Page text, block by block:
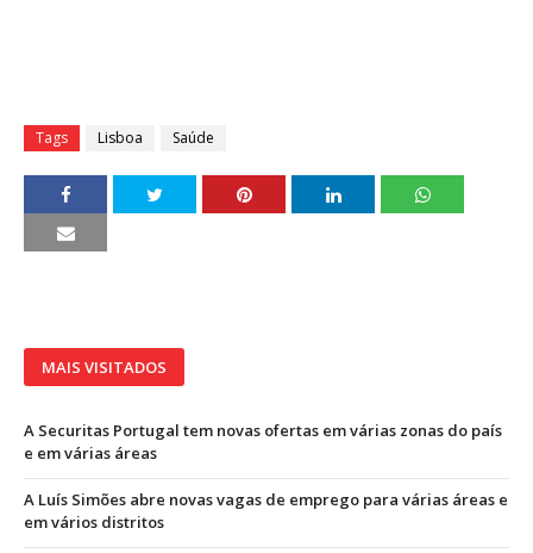
Tags Lisboa Saúde
MAIS VISITADOS
A Securitas Portugal tem novas ofertas em várias zonas do país
e em várias áreas
A Luís Simões abre novas vagas de emprego para várias áreas e
em vários distritos